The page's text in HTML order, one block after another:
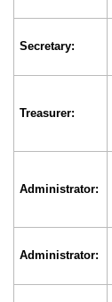
Secretary:
Treasurer:
Administrator:
Administrator: